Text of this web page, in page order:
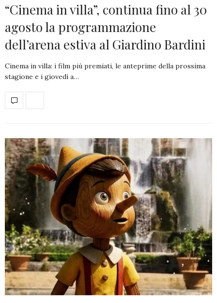
“Cinema in villa”, continua fino al 30
agosto la programmazione
dell’arena estiva al Giardino Bardini
Cinema in villa: i film più premiati, le anteprime della prossima
stagione e i giovedì a…